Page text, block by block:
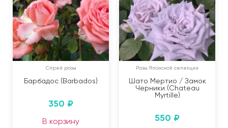
Спрей розы
Барбадос (Barbados)
350 ₽
В корзину
Розы Японской селекции
Шато Мертио / Замок
Черники (Chateau
Myrtille)
550 ₽